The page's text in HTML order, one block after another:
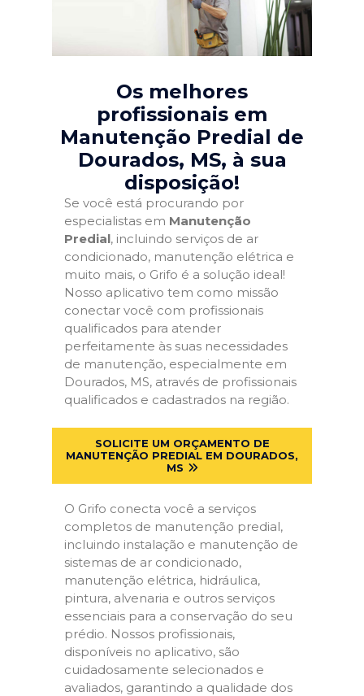
Os melhores
profissionais em
Manutenção Predial de
Dourados, MS, à sua
disposição!
Se você está procurando por
especialistas em Manutenção
Predial, incluindo serviços de ar
condicionado, manutenção elétrica e
muito mais, o Grifo é a solução ideal!
Nosso aplicativo tem como missão
conectar você com profissionais
qualificados para atender
perfeitamente às suas necessidades
de manutenção, especialmente em
Dourados, MS, através de profissionais
qualificados e cadastrados na região.
SOLICITE UM ORÇAMENTO DE
MANUTENÇÃO PREDIAL EM DOURADOS,
MS
O Grifo conecta você a serviços
completos de manutenção predial,
incluindo instalação e manutenção de
sistemas de ar condicionado,
manutenção elétrica, hidráulica,
pintura, alvenaria e outros serviços
essenciais para a conservação do seu
prédio. Nossos profissionais,
disponíveis no aplicativo, são
cuidadosamente selecionados e
avaliados, garantindo a qualidade dos